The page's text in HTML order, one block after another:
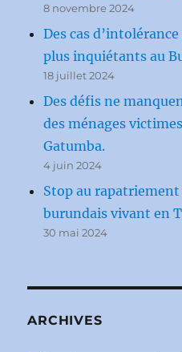
8 novembre 2024
Des cas
plus inquiétants au
18 juillet 2024
Des défis ne
des ménages
Gatumba.
4 juin 2024
Stop au
burundais vivant en
30 mai 2024
ARCHIVES